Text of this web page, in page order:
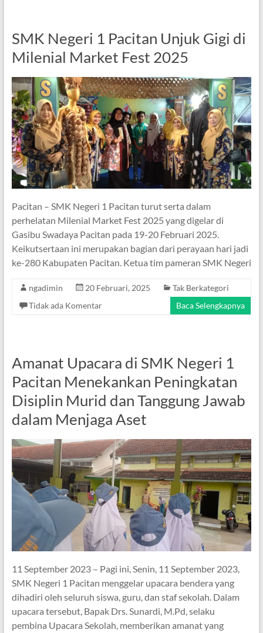
SMK Negeri 1 Pacitan Unjuk Gigi di
Milenial Market Fest 2025
Pacitan – SMK Negeri 1 Pacitan turut serta dalam
perhelatan Milenial Market Fest 2025 yang digelar di
Gasibu Swadaya Pacitan pada 19-20 Februari 2025.
Keikutsertaan ini merupakan bagian dari perayaan hari jadi
ke-280 Kabupaten Pacitan. Ketua tim pameran SMK Negeri
ngadimin 20 Februari, 2025
Tak Berkategori
Tidak ada Komentar
Baca Selengkapnya
Amanat Upacara di SMK Negeri 1
Pacitan Menekankan Peningkatan
Disiplin Murid dan Tanggung Jawab
dalam Menjaga Aset
11 September 2023 – Pagi ini, Senin, 11 September 2023,
SMK Negeri 1 Pacitan menggelar upacara bendera yang
dihadiri oleh seluruh siswa, guru, dan staf sekolah. Dalam
upacara tersebut, Bapak Drs. Sunardi, M.Pd, selaku
pembina Upacara Sekolah, memberikan amanat yang